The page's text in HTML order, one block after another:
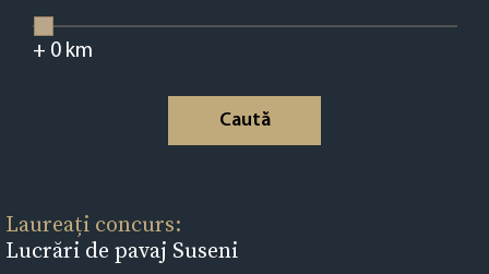
+ 0km
Caută
Laureați concurs:
Lucrări de pavaj Suseni